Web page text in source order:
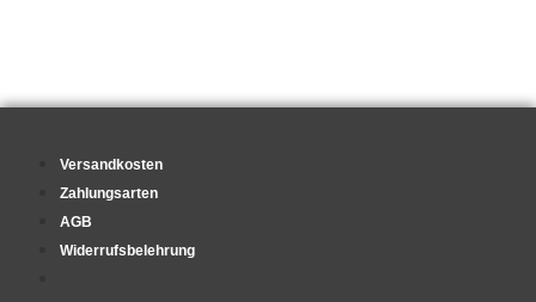
Versandkosten
Zahlungsarten
AGB
Widerrufsbelehrung